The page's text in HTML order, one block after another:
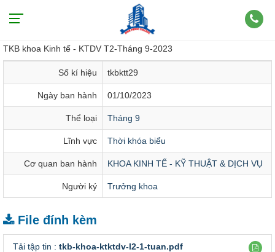
TKB khoa Kinh tế - KTDV T2-Tháng 9-2023
TKB khoa Kinh tế - KTDV T2-Tháng 9-2023
Số kí hiệu tkbktt29
Ngày ban hành 01/10/2023
Thể loại Tháng 9
Lĩnh vực Thời khóa biểu
Cơ quan ban hành KHOA KINH TẾ - KỸ THUẬT & DỊCH VỤ
Người ký Trưởng khoa
File đính kèm
Tải tập tin : tkb-khoa-ktktdv-l2-1-tuan.pdf